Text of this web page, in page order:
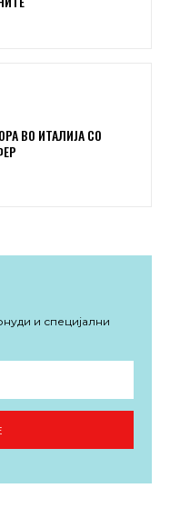
ВО ИТАЛИЈА СО
и специјални